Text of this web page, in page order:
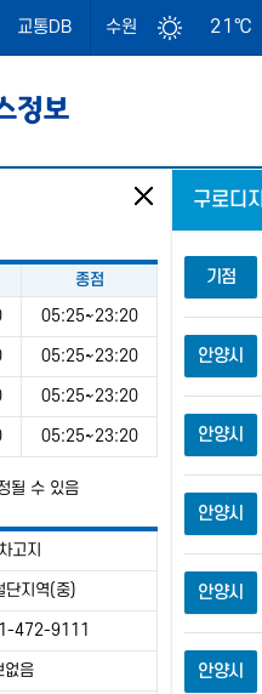
교통DB 수원 21℃
호로 검색
종점
05:25~23:20
05:25~23:20
05:25~23:20
05:25~23:20
될 수 있음
고지
단지역(중)
472-9111
없음
기점
안양시
안양시
안양시
안양시
안양시
거리재기
초기화